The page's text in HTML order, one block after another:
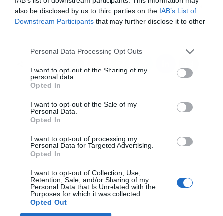
also be disclosed by us to third parties on the IAB’s List of
Downstream Participants that may further disclose it to other
Personal Data Processing Opt Outs
I want to opt-out of the Sharing of my
personal data.
Opted In
I want to opt-out of the Sale of my
Personal Data.
Opted In
I want to opt-out of processing my
Personal Data for Targeted Advertising.
Opted In
I want to opt-out of Collection, Use,
Retention, Sale, and/or Sharing of my
Personal Data that Is Unrelated with the
Purposes for which it was collected.
Opted Out
noticia inesperada al
Real Madrid y Chus
húmedo para suplir a